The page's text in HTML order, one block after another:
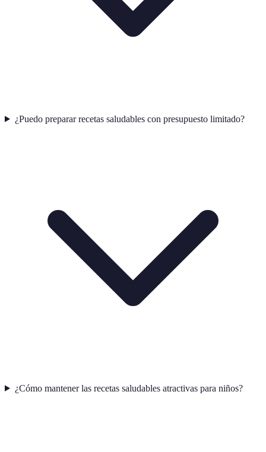
¿Puedo preparar recetas saludables con presupuesto limitado?
¿Cómo mantener las recetas saludables atractivas para niños?